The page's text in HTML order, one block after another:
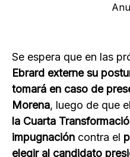
Se espera que en las
Ebrard externe su
tomará en caso de
Morena, luego de que el
la Cuarta
impugnación contra el
elegir al candidato